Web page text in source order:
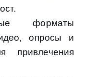
форматы
опросы и
привлечения